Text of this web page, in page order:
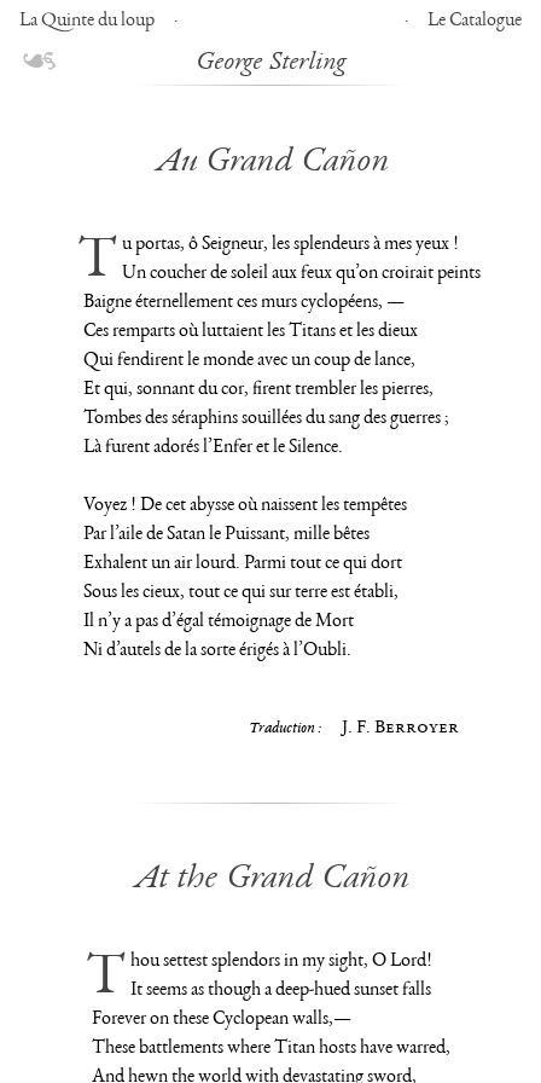
La Quinte du loup Le Catalogue
George Sterling
Au Grand Cañon
Tu portas, ô Seigneur, les splendeurs à mes yeux !
Un coucher de soleil aux feux qu’on croirait peints
Baigne éternellement ces murs cyclopéens, —
Ces remparts où luttaient les Titans et les dieux
Qui fendirent le monde avec un coup de lance,
Et qui, sonnant du cor, firent trembler les pierres,
Tombes des séraphins souillées du sang des guerres ;
Là furent adorés l’Enfer et le Silence.
Voyez ! De cet abysse où naissent les tempêtes
Par l’aile de Satan le Puissant, mille bêtes
Exhalent un air lourd. Parmi tout ce qui dort
Sous les cieux, tout ce qui sur terre est établi,
Il n’y a pas d’égal témoignage de Mort
Ni d’autels de la sorte érigés à l’Oubli.
Traduction : J. F. Berroyer
At the Grand Cañon
Thou settest splendors in my sight, O Lord!
It seems as though a deep-hued sunset falls
Forever on these Cyclopean walls,—
These battlements where Titan hosts have warred,
And hewn the world with devastating sword,